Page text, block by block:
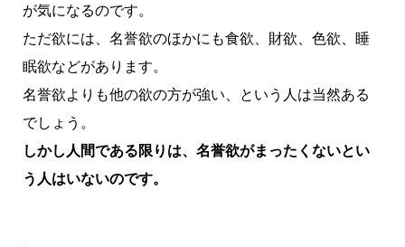
が気になるのです。
ただ欲には、名誉欲のほかにも食欲、財欲、色欲、睡
眠欲などがあります。
名誉欲よりも他の欲の方が強い、という人は当然ある
でしょう。
しかし人間である限りは、名誉欲がまったくないとい
う人はいないのです。